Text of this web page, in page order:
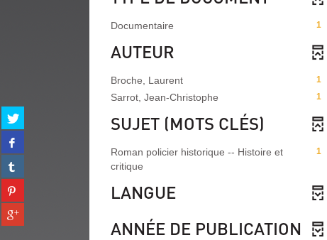
Partager
sur
twitter
(Nouvelle
fenêtre)
Partager
sur
facebook
(Nouvelle
fenêtre)
Partager
sur
tumblr
(Nouvelle
fenêtre)
Partager
sur
pinterest
(Nouvelle
Partager
sur
1
Documentaire
AUTEUR
1
Broche, Laurent
1
Sarrot, Jean-Christophe
SUJET (MOTS CLÉS)
1
Roman policier historique -- Histoire et
critique
LANGUE
ANNÉE DE PUBLICATION